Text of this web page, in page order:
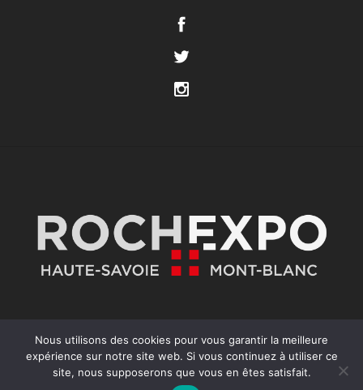
COPYRIGHT ©2025 FOIRE INTERNATIONALE 74
Nous utilisons des cookies pour vous garantir la meilleure
expérience sur notre site web. Si vous continuez à utiliser ce
site, nous supposerons que vous en êtes satisfait.